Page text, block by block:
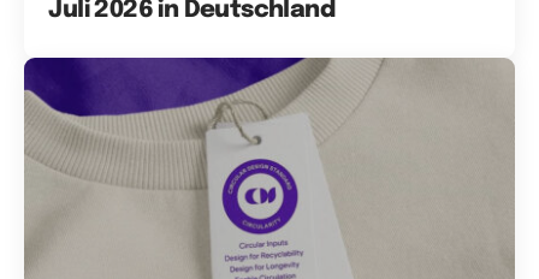
Juli 2026 in Deutschland